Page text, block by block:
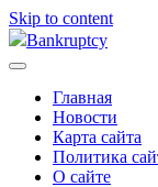
Skip to content
Bankruptcy
Главная
Новости
Карта сайта
Политика
О сайте